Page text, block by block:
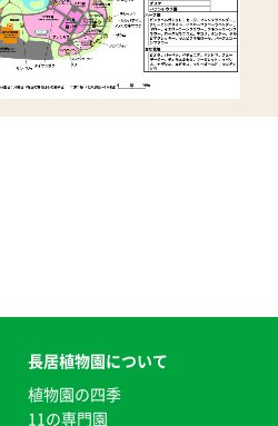
長居植物園について
植物園の四季
11の専門園